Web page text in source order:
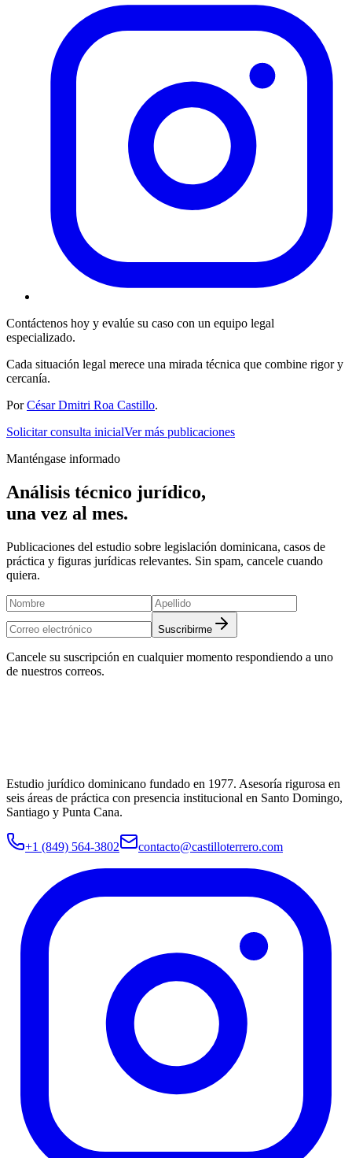
Contáctenos hoy y evalúe su caso con un equipo legal
especializado.
Cada situación legal merece una mirada técnica que combine rigor y
cercanía.
Por César Dmitri Roa Castillo.
Solicitar consulta inicialVer más publicaciones
Manténgase informado
Análisis técnico jurídico,
una vez al mes.
Publicaciones del estudio sobre legislación dominicana, casos de
práctica y figuras jurídicas relevantes. Sin spam, cancele cuando
quiera.
Suscribirme
Cancele su suscripción en cualquier momento respondiendo a uno
de nuestros correos.
Estudio jurídico dominicano fundado en 1977. Asesoría rigurosa en
seis áreas de práctica con presencia institucional en Santo Domingo,
Santiago y Punta Cana.
+1 (849) 564-3802 contacto@castilloterrero.com